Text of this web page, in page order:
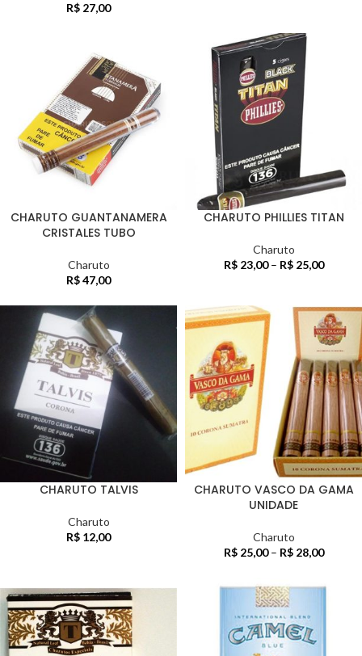
R$ 27,00
CHARUTO GUANTANAMERA
CRISTALES TUBO
Charuto
R$47,00
CHARUTO PHILLIES TITAN
Charuto
R$23,00 – R$25,00
CHARUTO TALVIS
Charuto
R$ 12,00
CHARUTO VASCO DA GAMA
UNIDADE
Charuto
R$25,00 – R$28,00